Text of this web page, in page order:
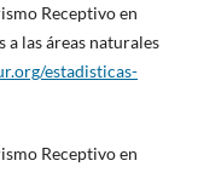
Receptivo en
a las áreas naturales
estadisticas-
Receptivo en